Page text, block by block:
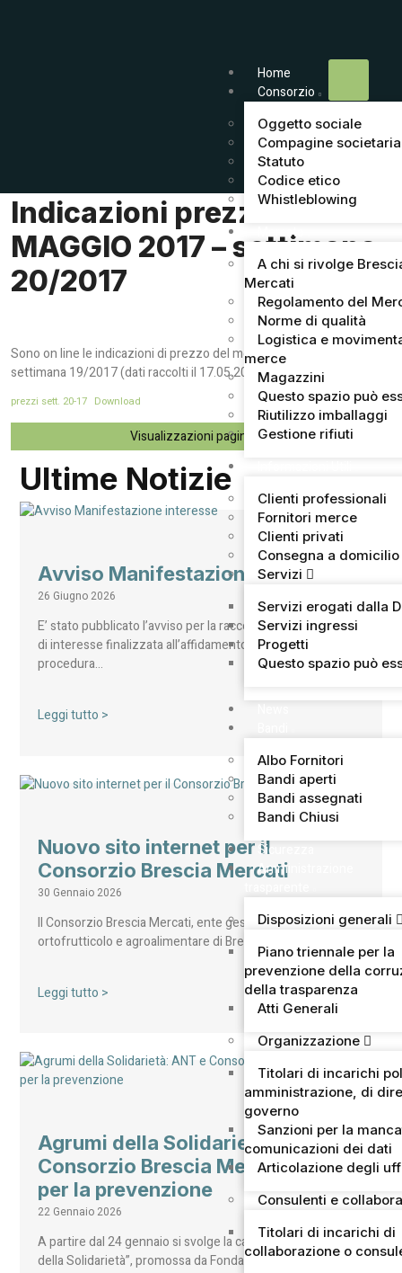
Home
Consorzio
Oggetto sociale
Compagine societaria
Statuto
Codice etico
Whistleblowing
Mercato
A chi si rivolge
Mercati
Regolamento del
Norme di qualità
Logistica e
merce
Magazzini
Questo spazio può
Riutilizzo imballaggi
Gestione rifiuti
Clienti professionali
Fornitori merce
Clienti privati
Consegna a domicilio
Servizi
Servizi erogati dalla
Servizi ingressi
Progetti
Questo spazio può
Albo Fornitori
Bandi aperti
Bandi assegnati
Bandi Chiusi
Sicurezza
Amministrazione
Disposizioni generali
Piano triennale per la
prevenzione della
della trasparenza
Atti Generali
Organizzazione
Titolari di incarichi
amministrazione, di
governo
Sanzioni per la
comunicazioni dei dati
Articolazione degli
Consulenti e
Titolari di incarichi di
collaborazione o
Indicazioni prezzi del 10
MAGGIO 2017 – settimana
20/2017
Sono on line le indicazioni di prezzo del mercato di Brescia della
settimana 19/2017 (dati raccolti il 17.05.2017).
prezzi sett. 20-17 Download
Visualizzazioni pagina: 60
Ultime Notizie
Avviso Manifestazione interesse
26 Giugno 2026
E’ stato pubblicato l’avviso per la raccolta di manifestazioni
di interesse finalizzata all’affidamento, mediante
procedura…
Leggi tutto >
Nuovo sito internet per il
Consorzio Brescia Mercati
30 Gennaio 2026
Il Consorzio Brescia Mercati, ente gestore del mercato
ortofrutticolo e agroalimentare di Brescia – secondo…
Leggi tutto >
Agrumi della Solidarietà: ANT e
Consorzio Brescia Mercati uniti
per la prevenzione
22 Gennaio 2026
A partire dal 24 gennaio si svolge la campagna “Agrumi
della Solidarietà”, promossa da Fondazione ANT…